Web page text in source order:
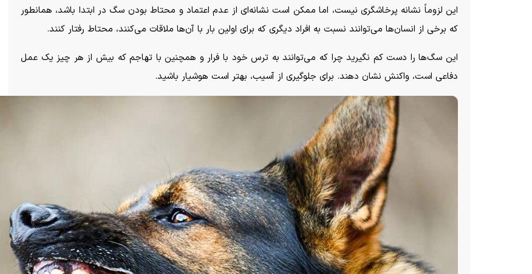
این لزوماً نشانه پرخاشگری نیست، اما ممکن است نشانه‌ای از عدم اعتماد و محتاط بودن سگ در ابتدا باشد، همانطور
که برخی از انسان‌ها می‌توانند نسبت به افراد دیگری که برای اولین بار با آن‌ها ملاقات می‌کنند، محتاط رفتار کنند.
این سگ‌ها را دست کم نگیرید چرا که می‌توانند به ترس خود با فرار و همچنین با تهاجم که بیش از هر چیز یک عمل
دفاعی است، واکنش نشان دهند. برای جلوگیری از آسیب، بهتر است هوشیار باشید.